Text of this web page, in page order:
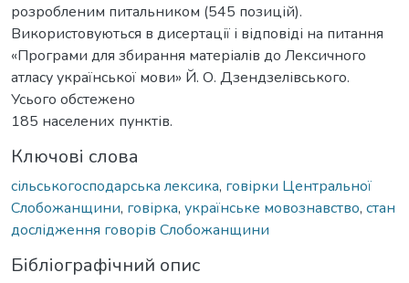
розробленим питальником (545 позицій).
Використовуються в дисертації і відповіді на питання
«Програми для збирання матеріалів до Лексичного
атласу української мови» Й. О. Дзендзелівського.
Усього обстежено
185 населених пунктів.
Ключові слова
сільськогосподарська лексика, говірки Центральної
Слобожанщини, говірка, українське мовознавство, стан
дослідження говорів Слобожанщини
Бібліографічний опис